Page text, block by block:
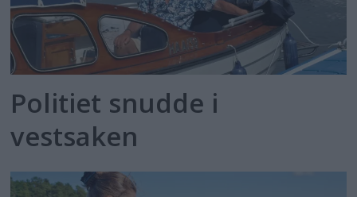
Politiet snudde i
vestsaken